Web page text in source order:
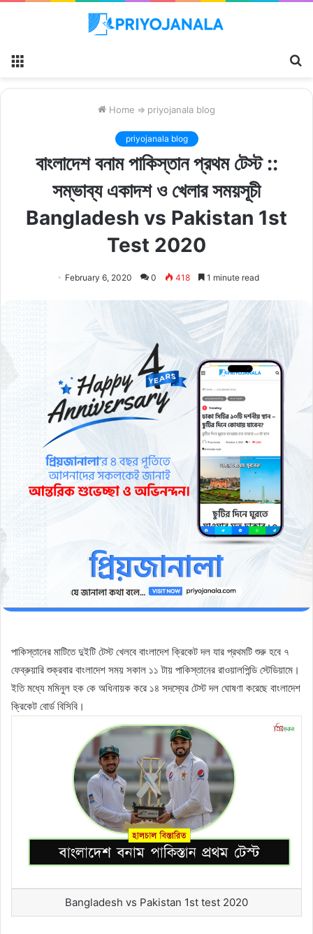
Home ⇒ priyojanala blog
priyojanala blog
বাংলাদেশ বনাম পাকিস্তান প্রথম টেস্ট ::
সম্ভাব্য একাদশ ও খেলার সময়সূচী
Bangladesh vs Pakistan 1st
Test 2020
February 6, 2020 0 418 1 minute read
পাকিস্তানের মাটিতে দুইটি টেস্ট খেলবে বাংলাদেশ ক্রিকেট দল যার প্রথমটি শুরু হবে ৭
ফেব্রুয়ারি শুক্রবার বাংলাদেশ সময় সকাল ১১ টায় পাকিস্তানের রাওয়ালপিন্ডি স্টেডিয়ামে।
ইতি মধ্যে মমিনুল হক কে অধিনায়ক করে ১৪ সদস্যের টেস্ট দল ঘোষণা করেছে বাংলাদেশ
ক্রিকেট বোর্ড বিসিবি।
Bangladesh vs Pakistan 1st test 2020